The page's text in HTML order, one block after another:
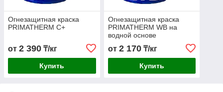
Огнезащитная краска
PRIMATHERM C+
от 2 390 ₸/кг
Купить
Огнезащитная краска
PRIMATHERM WB на
водной основе
от 2 170₸/кг
Купить